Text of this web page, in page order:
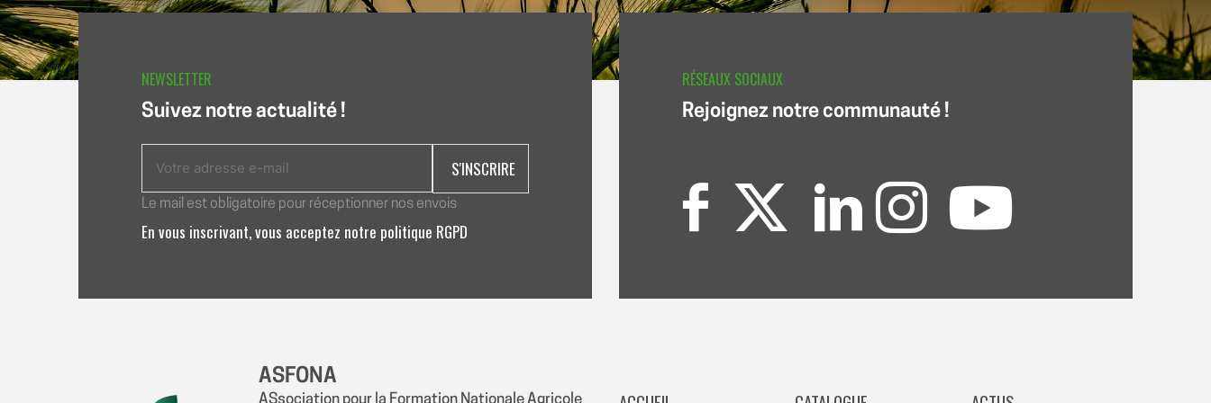
NEWSLETTER
Suivez notre actualité !
Le mail est obligatoire pour réceptionner nos envois
En vous inscrivant, vous acceptez notre politique RGPD
RÉSEAUX SOCIAUX
Rejoignez notre communauté !
ASFONA
ASsociation pour la Formation Nationale Agricole